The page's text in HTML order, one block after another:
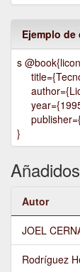
Ejemplo
s
}
Autor
JOEL
Rodríguez